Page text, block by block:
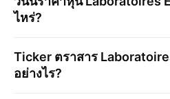
ไหร่?
Ticker ตราสาร
อย่างไร?